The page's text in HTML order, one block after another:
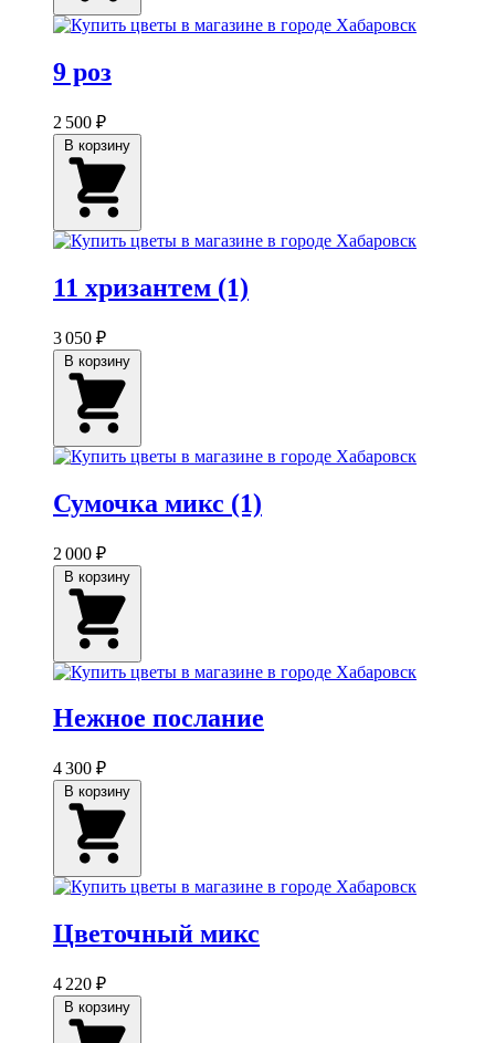
9 роз
2 500 ₽
11 хризантем (1)
3 050 ₽
Сумочка микс (1)
2 000 ₽
Нежное послание
4 300 ₽
Цветочный микс
4 220 ₽